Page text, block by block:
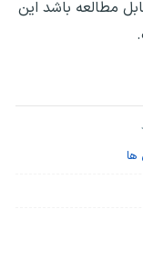
مطالعه باشد این
ها